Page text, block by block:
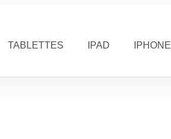
TABLETTES IPAD IPHONE